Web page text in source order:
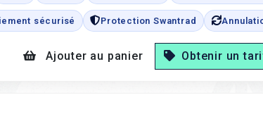
sécurisé Protection Swantrad
Ajouter au panier Obtenir un